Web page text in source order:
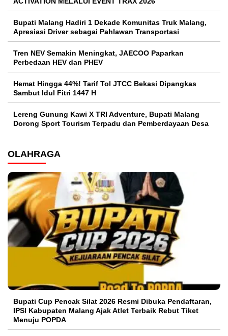
Bupati Malang Hadiri 1 Dekade Komunitas Truk Malang,
Apresiasi Driver sebagai Pahlawan Transportasi
Tren NEV Semakin Meningkat, JAECOO Paparkan
Perbedaan HEV dan PHEV
Hemat Hingga 44%! Tarif Tol JTCC Bekasi Dipangkas
Sambut Idul Fitri 1447 H
Lereng Gunung Kawi X TRI Adventure, Bupati Malang
Dorong Sport Tourism Terpadu dan Pemberdayaan Desa
OLAHRAGA
Bupati Cup Pencak Silat 2026 Resmi Dibuka Pendaftaran,
IPSI Kabupaten Malang Ajak Atlet Terbaik Rebut Tiket
Menuju POPDA